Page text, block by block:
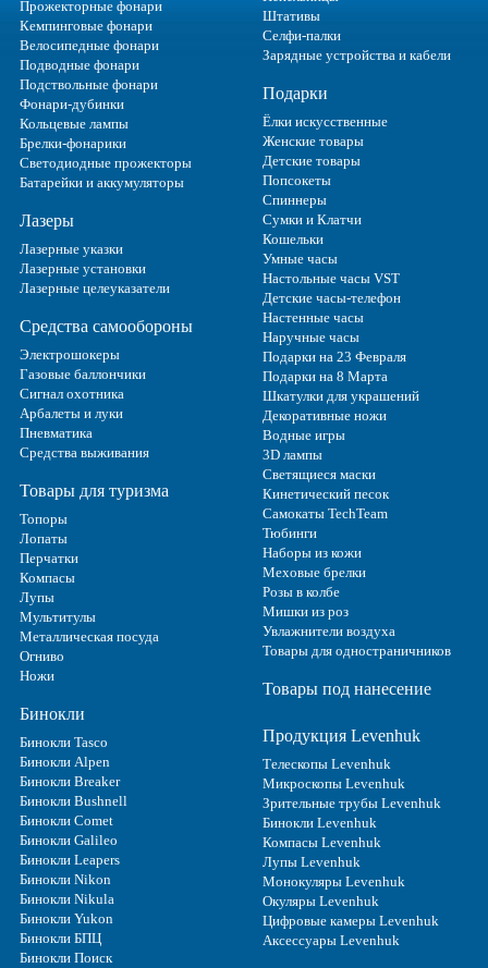
Прожекторные фонари
Кемпинговые фонари
Велосипедные фонари
Подводные фонари
Подствольные фонари
Фонари-дубинки
Кольцевые лампы
Брелки-фонарики
Светодиодные прожекторы
Батарейки и аккумуляторы
Лазеры
Лазерные указки
Лазерные установки
Лазерные целеуказатели
Средства самообороны
Электрошокеры
Газовые баллончики
Сигнал охотника
Арбалеты и луки
Пневматика
Средства выживания
Товары для туризма
Топоры
Лопаты
Перчатки
Компасы
Лупы
Мультитулы
Металлическая посуда
Огниво
Ножи
Бинокли
Бинокли Tasco
Бинокли Alpen
Бинокли Breaker
Бинокли Bushnell
Бинокли Comet
Бинокли Galileo
Бинокли Leapers
Бинокли Nikon
Бинокли Nikula
Бинокли Yukon
Бинокли БПЦ
Бинокли Поиск
Штативы
Селфи-палки
Зарядные устройства и кабели
Подарки
Ёлки искусственные
Женские товары
Детские товары
Попсокеты
Спиннеры
Сумки и Клатчи
Кошельки
Умные часы
Настольные часы VST
Детские часы-телефон
Настенные часы
Наручные часы
Подарки на 23 Февраля
Подарки на 8 Марта
Шкатулки для украшений
Декоративные ножи
Водные игры
3D лампы
Светящиеся маски
Кинетический песок
Самокаты TechTeam
Тюбинги
Наборы из кожи
Меховые брелки
Розы в колбе
Мишки из роз
Увлажнители воздуха
Товары для одностраничников
Товары под нанесение
Продукция Levenhuk
Телескопы Levenhuk
Микроскопы Levenhuk
Зрительные трубы Levenhuk
Бинокли Levenhuk
Компасы Levenhuk
Лупы Levenhuk
Монокуляры Levenhuk
Окуляры Levenhuk
Цифровые камеры Levenhuk
Аксессуары Levenhuk